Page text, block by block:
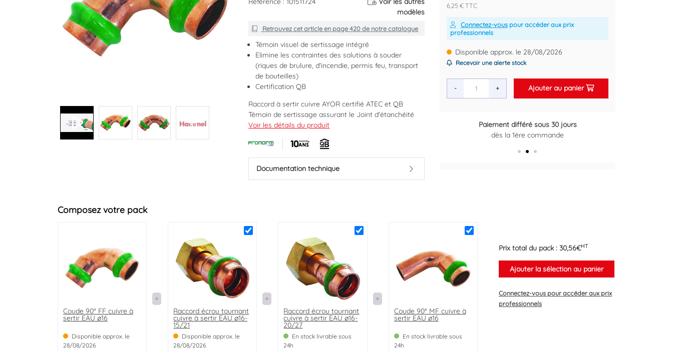
+1
modèles
Retrouvez cet article en page 420de notre catalogue
Témoin visuel de sertissage intégré
Elimine les contraintes des solutions à souder
(riques de brulure, d'incendie, permis feu, transport
de bouteilles)
Certification QB
Raccord à sertir cuivre AYOR certifié ATEC et QB
Témoin de sertissage assurant le Joint d'étanchéité
EPDM
Profil de sertissage : V
Raccordement indémontable conformément à la
norme EN1057
Pression maxi 16 bars
Température maximum 120°C
Voir les détails du produit
Documentation technique
6,25 € TTC
Connectez-vouspour accéder aux prix
professionnels
Disponible approx. le 28/08/2026
Recevoir une alerte stock
- + Ajouter au panier
Des prix justes et personnalisés
Retour gratuit sous 14 jours
Composez votre pack
Coude 90° FF cuivre à
sertir EAU ø16
Disponible approx. le
28/08/2026
Raccord écrou tournant
cuivre à sertir EAU ø16-
15/21
Disponible approx. le
28/08/2026
Raccord écrou tournant
cuivre à sertir EAU ø16-
20/27
En stock livrable sous
24h
Coude 90° MF cuivre à
sertir EAU ø16
En stock livrable sous
24h
Prix total du pack : 30,56€HT
Ajouter la sélection au panier
Connectez-vouspour accéder aux prix
professionnels